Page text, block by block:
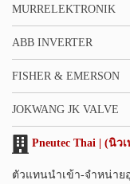
MURRELEKTRONIK
ABB INVERTER
FISHER & EMERSON
JOKWANG JK VALVE
Pneutec Thai | (นิว
ตัวแทนนำเข้า-จำหน่าย